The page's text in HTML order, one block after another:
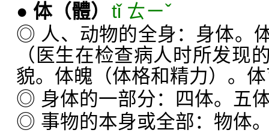
● 体（體） tǐ ㄊㄧˇ
◎ 人、动物的全身：身体。
（医生在检查病人时所发现
貌。体魄（体格和精力）。
◎ 身体的一部分：四体。五
◎ 事物的本身或全部：物体